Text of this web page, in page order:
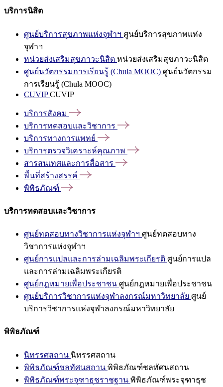
บริการนิสิต
ศูนย์บริการสุขภาพแห่งจุฬาฯ ศูนย์บริการสุขภาพแห่ง
จุฬาฯ
หน่วยส่งเสริมสุขภาวะนิสิต หน่วยส่งเสริมสุขภาวะนิสิต
ศูนย์นวัตกรรมการเรียนรู้ (Chula MOOC) ศูนย์นวัตกรรม
การเรียนรู้ (Chula MOOC)
CUVIPCUVIP
บริการสังคม
บริการทดสอบและวิชาการ
บริการทางการแพทย์
บริการตรวจวิเคราะห์คุณภาพ
สารสนเทศและการสื่อสาร
พื้นที่สร้างสรรค์
พิพิธภัณฑ์
บริการทดสอบและวิชาการ
ศูนย์ทดสอบทางวิชาการแห่งจุฬาฯ ศูนย์ทดสอบทาง
วิชาการแห่งจุฬาฯ
ศูนย์การแปลและการล่ามเฉลิมพระเกียรติ ศูนย์การแปล
และการล่ามเฉลิมพระเกียรติ
ศูนย์กฎหมายเพื่อประชาชน ศูนย์กฎหมายเพื่อประชาชน
ศูนย์บริการวิชาการแห่งจุฬาลงกรณ์มหาวิทยาลัย ศูนย์
บริการวิชาการแห่งจุฬาลงกรณ์มหาวิทยาลัย
พิพิธภัณฑ์
นิทรรศสถาน นิทรรศสถาน
พิพิธภัณฑ์ชลทัศนสถาน พิพิธภัณฑ์ชลทัศนสถาน
พิพิธภัณฑ์พระจุฑาธุชราชฐาน พิพิธภัณฑ์พระจุฑาธุช